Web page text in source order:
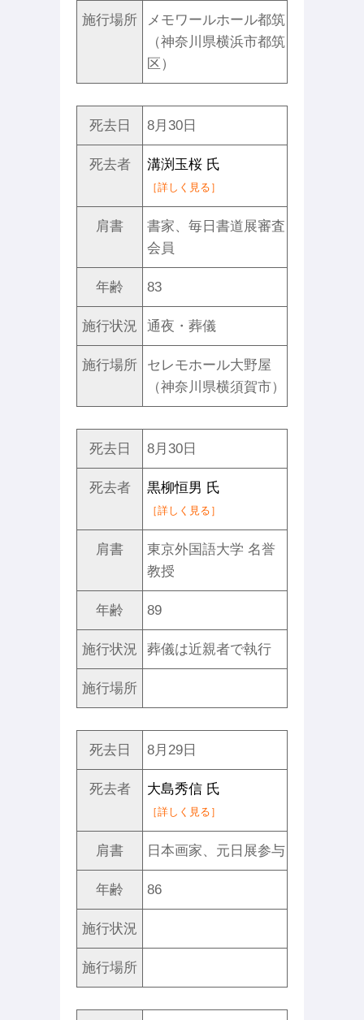
施行場所
メモワールホール都筑
（神奈川県横浜市都筑
区）
死去日 8月30日
死去者 溝渕玉桜 氏
［詳しく見る］
肩書
書家、毎日書道展審査
会員
年齢 83
施行状況 通夜・葬儀
施行場所
セレモホール大野屋
（神奈川県横須賀市）
死去日 8月30日
死去者 黒柳恒男 氏
［詳しく見る］
肩書
東京外国語大学 名誉
教授
年齢 89
施行状況 葬儀は近親者で執行
施行場所
死去日 8月29日
死去者 大島秀信 氏
［詳しく見る］
肩書 日本画家、元日展参与
年齢 86
施行状況
施行場所